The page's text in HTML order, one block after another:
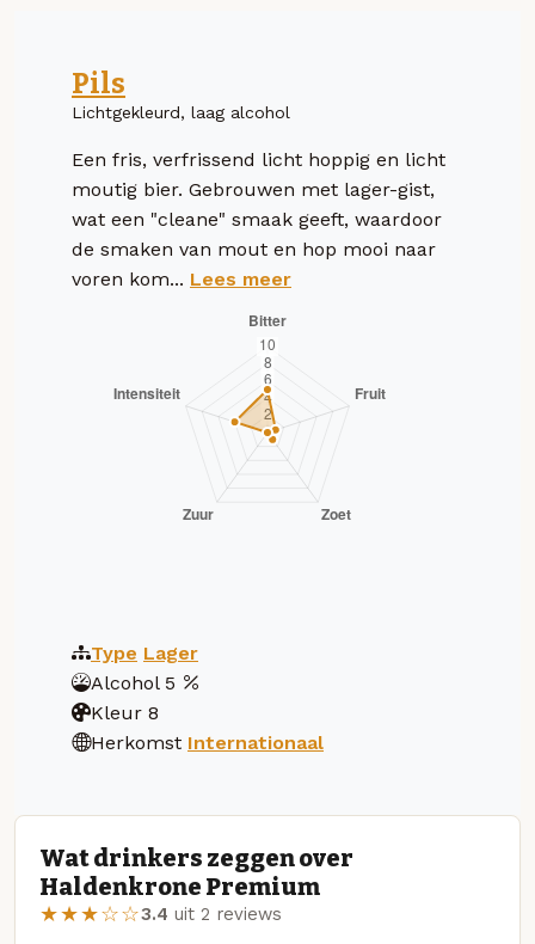
Pils
Lichtgekleurd, laag alcohol
Een fris, verfrissend licht hoppig en licht
moutig bier. Gebrouwen met lager-gist,
wat een "cleane" smaak geeft, waardoor
de smaken van mout en hop mooi naar
voren kom... Lees meer
Type Lager
Alcohol 5
Kleur 8
Herkomst Internationaal
Wat drinkers zeggen over
Haldenkrone Premium
★★★☆☆3.4 uit 2 reviews